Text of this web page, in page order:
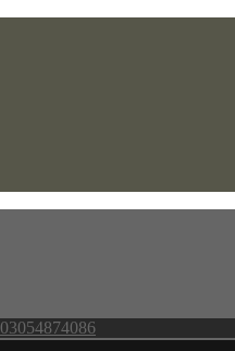
03054874086